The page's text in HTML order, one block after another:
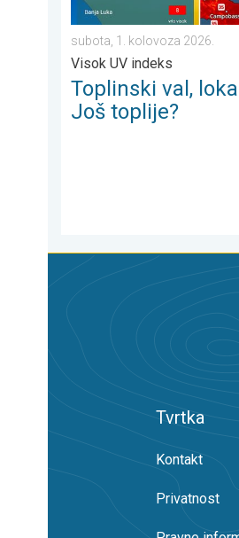
subota, 1. kolovoza 2026.
Visok UV indeks
Toplinski val,
Još toplije?
Tvrtka
Kontakt
Privatnost